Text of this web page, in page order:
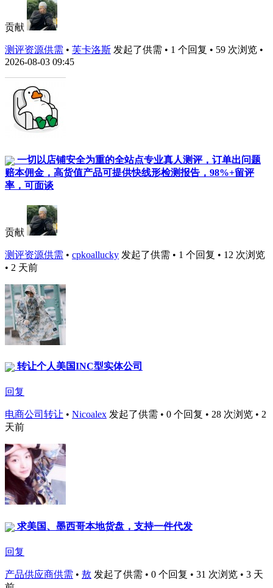
贡献
测评资源供需 • 芙卡洛斯 发起了供需 • 1 个回复 • 59 次浏览 •
2026-08-03 09:45
一切以店铺安全为重的全站点专业真人测评，订单出问题
赔本佣金，高货值产品可提供快线形检测报告，98%+留评
率，可面谈
贡献
测评资源供需 • cpkoallucky 发起了供需 • 1 个回复 • 12 次浏览
• 2 天前
转让个人美国INC型实体公司
回复
电商公司转让 • Nicoalex 发起了供需 • 0 个回复 • 28 次浏览 • 2
天前
求美国、墨西哥本地货盘，支持一件代发
回复
产品供应商供需 • 敖 发起了供需 • 0 个回复 • 31 次浏览 • 3 天